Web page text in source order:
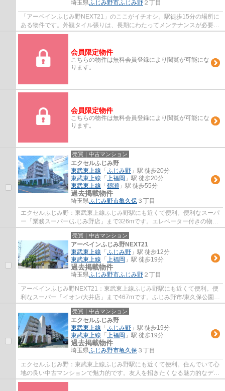
埼玉県ふじみ野市ふじみ野 ２丁目
「アーベインふじみ野NEXT21」のここがイチオシ。駅徒歩15分の場所に
ある物件です。外観タイル張りは、長期にわたってメンテナンスが必要あ
りません。エレベーター付きの物件です。ふ...
会員限定物件
こちらの物件は無料会員登録により閲覧が可能にな
ります。
会員限定物件
こちらの物件は無料会員登録により閲覧が可能にな
ります。
売買｜中古マンション
エクセルふじみ野
東武東上線 「 ふじみ野 」駅 徒歩20分
東武東上線 「 上福岡 」駅 徒歩20分
東武東上線 「 鶴瀬 」駅 徒歩55分
過去掲載物件
埼玉県ふじみ野市亀久保 ３丁目
エクセルふじみ野：東武東上線ふじみ野駅にも近くて便利。便利なスーパ
ー「業務スーパー/ふじみ野店」まで326mです。エレベーター付きの物件
はもはやマストな条件となっています。外観...
売買｜中古マンション
アーベインふじみ野NEXT21
東武東上線 「 ふじみ野 」駅 徒歩12分
東武東上線 「 上福岡 」駅 徒歩19分
過去掲載物件
埼玉県ふじみ野市ふじみ野 ２丁目
アーベインふじみ野NEXT21：東武東上線ふじみ野駅にも近くて便利。便
利なスーパー「イオン/大井店」まで467mです。ふじみ野市/東久保公園ま
で247mです。駅徒歩12分の場所にある物件で...
売買｜中古マンション
エクセルふじみ野
東武東上線 「 ふじみ野 」駅 徒歩19分
東武東上線 「 上福岡 」駅 徒歩19分
過去掲載物件
埼玉県ふじみ野市亀久保 ３丁目
エクセルふじみ野：東武東上線ふじみ野駅にも近くて便利。住んでいて心
地の良い中古マンションで魅力的です。友人を招きたくなる魅力的なデザ
イナーズ物件です。外壁タイル張りは、他...